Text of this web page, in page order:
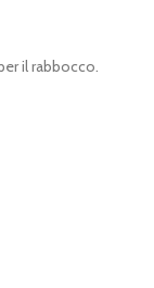
il rabbocco.